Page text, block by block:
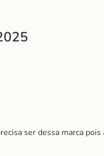
ser dessa marca